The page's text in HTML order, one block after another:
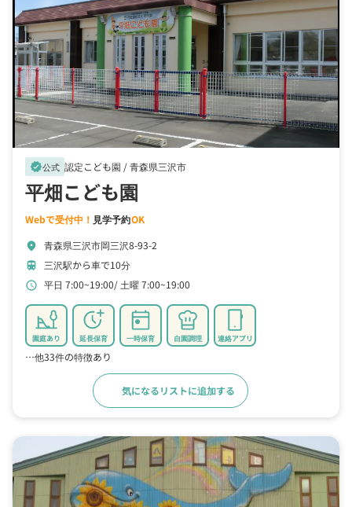
verified公式 認定こども園 /青森県三沢市
平畑こども園
Webで受付中！ 見学予約OK
location_on 青森県三沢市岡三沢8-93-2
train 三沢駅から車で10分
schedule 平日 7:00~19:00 土曜 7:00~19:00
園庭あり 延長保育 一時保育 自園調理 連絡アプリ
…他33件の特徴あり
気になるリストに追加する